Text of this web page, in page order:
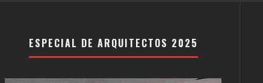
ESPECIAL DE ARQUITECTOS 2025